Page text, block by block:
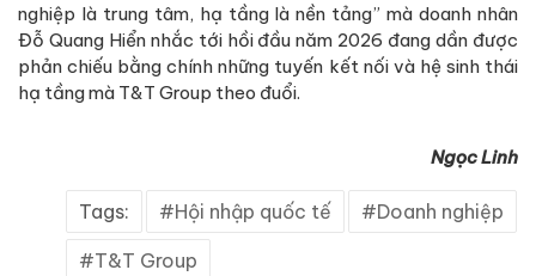
nghiệp là trung tâm, hạ tầng là nền tảng” mà doanh nhân
Đỗ Quang Hiển nhắc tới hồi đầu năm 2026 đang dần được
phản chiếu bằng chính những tuyến kết nối và hệ sinh thái
hạ tầng mà T&T Group theo đuổi.
Ngọc Linh
Tags: Hội nhập quốc tế Doanh nghiệp
T&T Group